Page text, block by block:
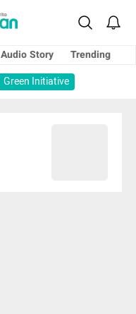
Audio Story
Trending
Green Initiative